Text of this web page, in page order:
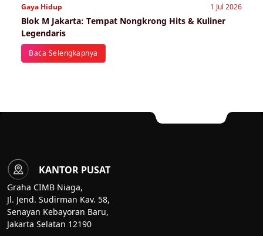
Gaya Hidup 1 Jul 2026
Blok M Jakarta: Tempat Nongkrong Hits & Kuliner
Legendaris
Baca Selengkapnya
KANTOR PUSAT
Graha CIMB Niaga,
Jl. Jend. Sudirman Kav. 58,
Senayan Kebayoran Baru,
Jakarta Selatan 12190